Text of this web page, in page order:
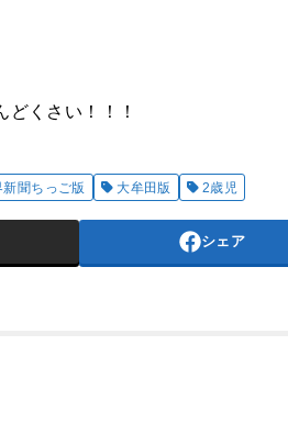
くさい！！！
聞ちっご版 大牟田版 2歳児
シェア